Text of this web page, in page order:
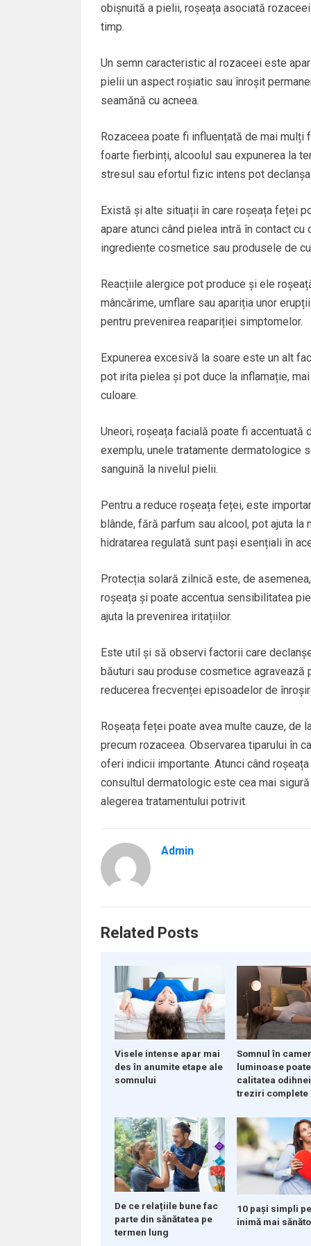
obișnuită a pielii, roșeața asociată
timp.
Un semn caracteristic al rozaceei este
pielii un aspect roșiatic sau înroșit
seamănă cu acneea.
Rozaceea poate fi influențată de mai mulți
foarte fierbinți, alcoolul sau expunerea la
stresul sau efortul fizic intens pot
Există și alte situații în care roșeața feței
apare atunci când pielea intră în contact
ingrediente cosmetice sau produsele de
Reacțiile alergice pot produce și ele
mâncărime, umflare sau apariția unor
pentru prevenirea reapariției simptomelor.
Expunerea excesivă la soare este un alt
pot irita pielea și pot duce la inflamație,
culoare.
Uneori, roșeața facială poate fi accentuată
exemplu, unele tratamente dermatologice
sanguină la nivelul pielii.
Pentru a reduce roșeața feței, este
blânde, fără parfum sau alcool, pot ajuta
hidratarea regulată sunt pași esențiali în
Protecția solară zilnică este, de
roșeața și poate accentua sensibilitatea
ajuta la prevenirea iritațiilor.
Este util și să observi factorii care
băuturi sau produse cosmetice agravează
reducerea frecvenței episoadelor de
Roșeața feței poate avea multe cauze, de
precum rozaceea. Observarea tiparului în
oferi indicii importante. Atunci când
consultul dermatologic este cea mai
alegerea tratamentului potrivit.
Admin
Related Posts
Visele intense apar mai
des în anumite etape ale
somnului
Somnul în
luminoase
calitatea
treziri complete
De ce relațiile bune fac
parte din sănătatea pe
termen lung
10 pași simpli
inimă mai